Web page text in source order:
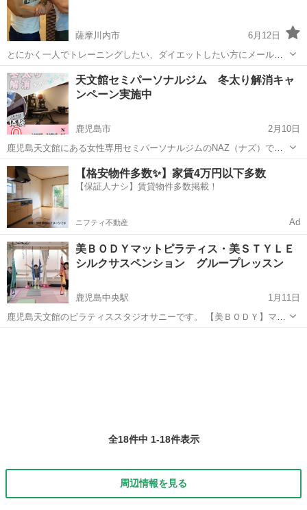
うに設定しております、ま...
薩摩川内市
6月12日
とにかく一人でトレーニングしたい、ダイエットしたい方にメールだ
けでアドバイスいます。 だれにも会わずに気を使わなくてできる。 ・
忙しくてジムに行けない ・ジムに行くけどわからない ・自宅で筋トレ
したいけどわからない ・ダイ...
鹿児島 薩摩川内市 その他
天文館セミパーソナルジム 冬太り解消キャ
ンペーン実施中
鹿児島市
2月10日
鹿児島天文館にある女性専用セミパーソナルジムのNAZ（ナズ）で
す。 NAZは女性トレーナーのみ在籍しており女性に安心して通ってい
ただける ジムとなっております。 ❄️冬太り解消キャンペーン❄️ 💪 年
末...
鹿児島 鹿児島市 その他 正月
【格安物件多数✨】家賃4万円以下多数
【保証人ナシ】賃貸物件多数掲載！
ニフティ不動産 Ad
美ＢＯＤＹマットピラティス・美ＳＴＹＬＥ
シルクサスペンション グループレッスン
鹿児島中央駅
1月11日
鹿児島天文館のピラティススタジオサニーです。 【美ＢＯＤＹ】マッ
トピラティス ポッコリおなかを引き締め、内側から美しい体を目指す
全18件中 1-18件表示
周辺情報を見る